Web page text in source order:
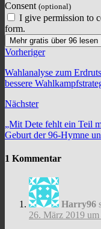
Consent (optional)
I give permission to
form.
Mehr gratis über 96 lesen
Vorheriger
Wahlanalyse zum
bessere
Nächster
„Mit Dete fehlt ein Teil
Geburt der 96-Hymne
1 Kommentar
Harry96
26. März 2019